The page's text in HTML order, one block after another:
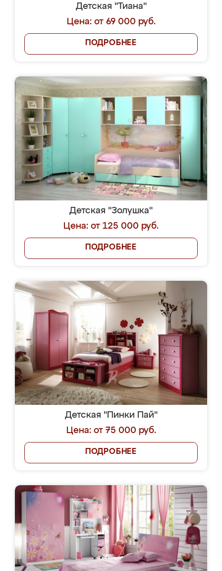
Детская "Тиана"
Цена: от 69 000 руб.
ПОДРОБНЕЕ
Детская "Золушка"
Цена: от 125 000 руб.
ПОДРОБНЕЕ
Детская "Пинки Пай"
Цена: от 75 000 руб.
ПОДРОБНЕЕ